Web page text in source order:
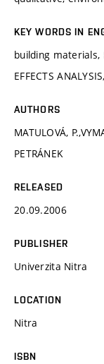
KEY WORDS IN
building materials,
EFFECTS
AUTHORS
MATULOVÁ,
PETRÁNEK
RELEASED
20.09.2006
PUBLISHER
Univerzita Nitra
LOCATION
Nitra
ISBN